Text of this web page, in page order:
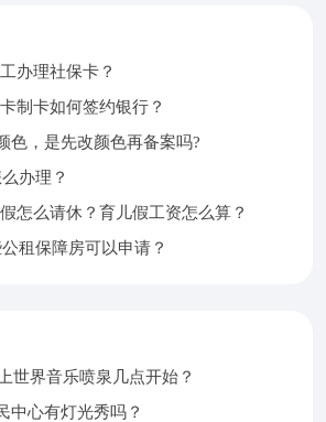
办理社保卡？
制卡如何签约银行？
色，是先改颜色再备案吗?
办理？
怎么请休？育儿假工资怎么算？
租保障房可以申请？
世界音乐喷泉几点开始？
中心有灯光秀吗？